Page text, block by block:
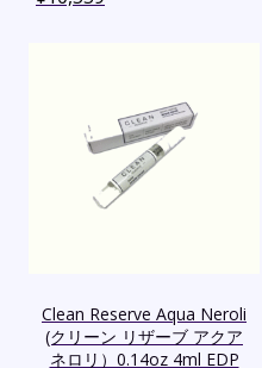
Clean Reserve Aqua Neroli
(クリーン リザーブ アクア
ネロリ）0.14oz 4ml EDP